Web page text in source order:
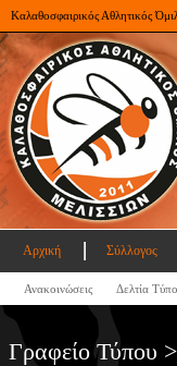
Καλαθοσφαιρικός Αθλητικός
Αρχική Σύλλογος
Ανακοινώσεις Δελτία
Γραφείο Τύπου >